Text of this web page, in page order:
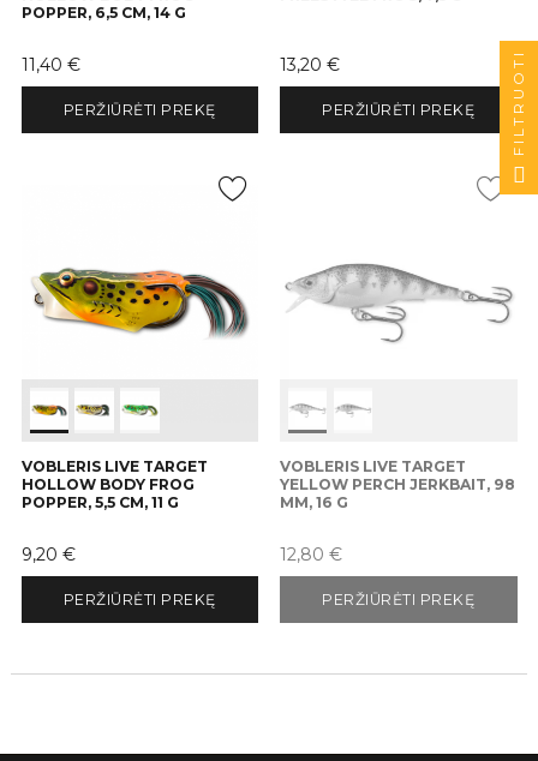
POPPER, 6,5 CM, 14 G
Kaina
11,40 €
PERŽIŪRĖTI PREKĘ
Kaina
13,20 €
PERŽIŪRĖTI PREKĘ
VOBLERIS LIVE TARGET
HOLLOW BODY FROG
POPPER, 5,5 CM, 11 G
Kaina
9,20 €
PERŽIŪRĖTI PREKĘ
VOBLERIS LIVE TARGET
YELLOW PERCH JERKBAIT, 98
MM, 16 G
Kaina
12,80 €
PERŽIŪRĖTI PREKĘ
FILTRUOTI